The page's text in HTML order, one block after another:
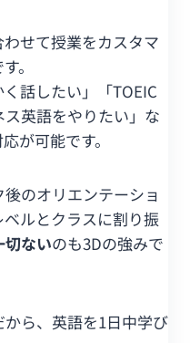
せて授業をカスタマ
。
話したい」「TOEIC
英語をやりたい」な
が可能です。
のオリエンテーショ
ルとクラスに割り振
切ないのも3Dの強みで
から、英語を1日中学び